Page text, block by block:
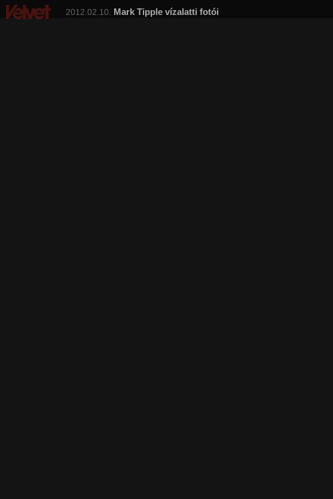
Mark Tipple vízalatti fotói
2012.02.10.